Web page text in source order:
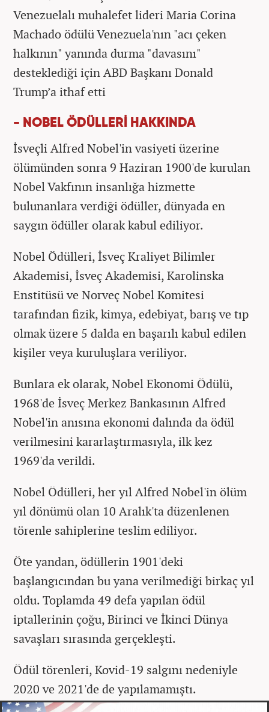
Venezuelalı muhalefet lideri Maria Corina
Machado ödülü Venezuela'nın "acı çeken
halkının" yanında durma "davasını"
desteklediği için ABD Başkanı Donald
Trump’a ithaf etti
- NOBEL ÖDÜLLERİ HAKKINDA
İsveçli Alfred Nobel'in vasiyeti üzerine
ölümünden sonra 9 Haziran 1900'de kurulan
Nobel Vakfının insanlığa hizmette
bulunanlara verdiği ödüller, dünyada en
saygın ödüller olarak kabul ediliyor.
Nobel Ödülleri, İsveç Kraliyet Bilimler
Akademisi, İsveç Akademisi, Karolinska
Enstitüsü ve Norveç Nobel Komitesi
tarafından fizik, kimya, edebiyat, barış ve tıp
olmak üzere 5 dalda en başarılı kabul edilen
kişiler veya kuruluşlara veriliyor.
Bunlara ek olarak, Nobel Ekonomi Ödülü,
1968'de İsveç Merkez Bankasının Alfred
Nobel'in anısına ekonomi dalında da ödül
verilmesini kararlaştırmasıyla, ilk kez
1969'da verildi.
Nobel Ödülleri, her yıl Alfred Nobel'in ölüm
yıl dönümü olan 10 Aralık'ta düzenlenen
törenle sahiplerine teslim ediliyor.
Öte yandan, ödüllerin 1901'deki
başlangıcından bu yana verilmediği birkaç yıl
oldu. Toplamda 49 defa yapılan ödül
iptallerinin çoğu, Birinci ve İkinci Dünya
savaşları sırasında gerçekleşti.
Ödül törenleri, Kovid-19 salgını nedeniyle
2020 ve 2021'de de yapılamamıştı.